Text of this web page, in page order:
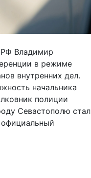
РФ Владимир
в режиме
внутренних дел.
начальника
полиции
Севастополю стал